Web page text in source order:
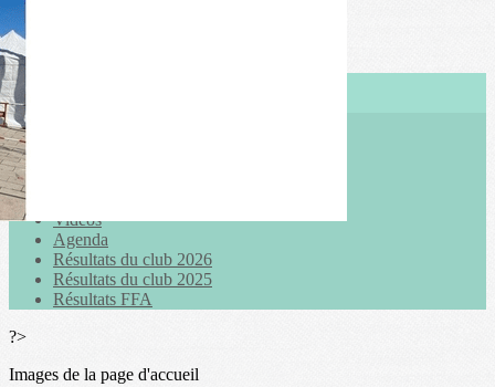
Exporter les lignes sélectionnées
Menu
<
>
Vidéos
Agenda
Résultats du club 2026
Résultats du club 2025
Résultats FFA
?>
Images de la page d'accueil